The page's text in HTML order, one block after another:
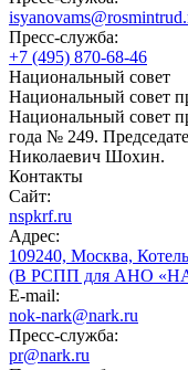
Пресс-служба:
+7 (495) 870-68-46
Национальный совет
Национальный совет
Национальный совет
года № 249.
Николаевич Шохин.
Контакты
Сайт:
nspkrf.ru
Адрес:
109240, Москва,
(В РСПП для АНО
E-mail:
nok-nark@nark.ru
Пресс-служба:
pr@nark.ru